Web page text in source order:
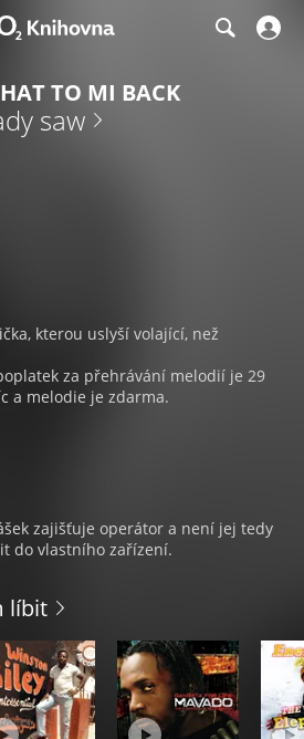
TO MI BACK
saw
kterou uslyší volající, než
za přehrávání melodií je 29
a melodie je zdarma.
zajišťuje operátor a není jej tedy
do vlastního zařízení.
líbit